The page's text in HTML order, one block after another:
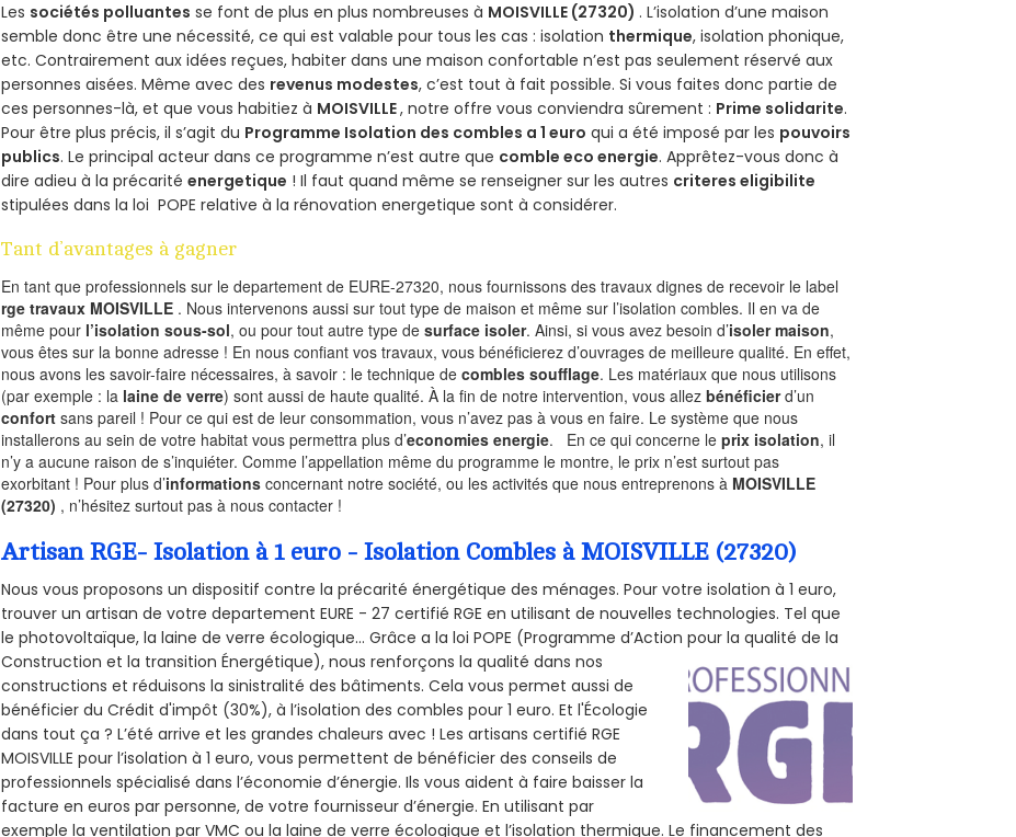
Les sociétés polluantes se font de plus en plus nombreuses à MOISVILLE (27320) . L’isolation d’une maison
semble donc être une nécessité, ce qui est valable pour tous les cas : isolation thermique, isolation phonique,
etc. Contrairement aux idées reçues, habiter dans une maison confortable n’est pas seulement réservé aux
personnes aisées. Même avec des revenus modestes, c’est tout à fait possible. Si vous faites donc partie de
ces personnes-là, et que vous habitiez à MOISVILLE, notre offre vous conviendra sûrement : Prime solidarite.
Pour être plus précis, il s’agit du Programme Isolation des combles a 1 euro qui a été imposé par les pouvoirs
publics. Le principal acteur dans ce programme n’est autre que comble eco energie. Apprêtez-vous donc à
dire adieu à la précaritéenergetique ! Il faut quand même se renseigner sur les autres criteres eligibilite
stipulées dans la loi POPE relative à la rénovation energetique sont à considérer.
Tant d’avantages à gagner
En tant que professionnels sur le departement de EURE-27320, nous fournissons des travaux dignes de recevoir le label
rge travaux MOISVILLE . Nous intervenons aussi sur tout type de maison et même sur l’isolation combles. Il en va de
même pour l’isolation sous-sol, ou pour tout autre type desurface isoler. Ainsi, si vous avez besoin d’isoler maison,
vous êtes sur la bonne adresse ! En nous confiant vos travaux, vous bénéficierez d’ouvrages de meilleure qualité. En effet,
nous avons les savoir-faire nécessaires, à savoir : le technique decombles soufflage. Les matériaux que nous utilisons
(par exemple : la laine de verre) sont aussi de haute qualité. À la fin de notre intervention, vous allezbénéficierd’un
confort sans pareil ! Pour ce qui est de leur consommation, vous n’avez pas à vous en faire. Le système que nous
installerons au sein de votre habitat vous permettra plus d’economies energie. En ce qui concerne leprix isolation, il
n’y a aucune raison de s’inquiéter. Comme l’appellation même du programme le montre, le prix n’est surtout pas
exorbitant ! Pour plus d’informations concernant notre société, ou les activités que nous entreprenons à MOISVILLE
(27320) , n’hésitez surtout pas à nous contacter !
Artisan RGE- Isolation à 1 euro - Isolation Combles à MOISVILLE (27320)
Nous vous proposons un dispositif contre la précarité énergétique des ménages. Pour votre isolation à 1 euro,
trouver un artisan de votre departement EURE - 27 certifié RGE en utilisant de nouvelles technologies. Tel que
le photovoltaïque, la laine de verre écologique... Grâce a la loi POPE (Programme d’Action pour la qualité de la
Construction et la transition Énergétique), nous renforçons la qualité dans nos
constructions et réduisons la sinistralité des bâtiments. Cela vous permet aussi de
bénéficier du Crédit d'impôt (30%), à l’isolation des combles pour 1 euro. Et l'Écologie
dans tout ça ? L’été arrive et les grandes chaleurs avec ! Les artisans certifié RGE
MOISVILLE pour l’isolation à 1 euro, vous permettent de bénéficier des conseils de
professionnels spécialisé dans l’économie d’énergie. Ils vous aident à faire baisser la
facture en euros par personne, de votre fournisseur d’énergie. En utilisant par
exemple la ventilation par VMC ou la laine de verre écologique et l’isolation thermique. Le financement des